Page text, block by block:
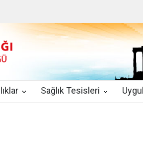
2019 YILI TEMMUZ AYI DİYALİZ
Teletıp ve
Uzman Hekimlerin
Sağlık Tesisleri